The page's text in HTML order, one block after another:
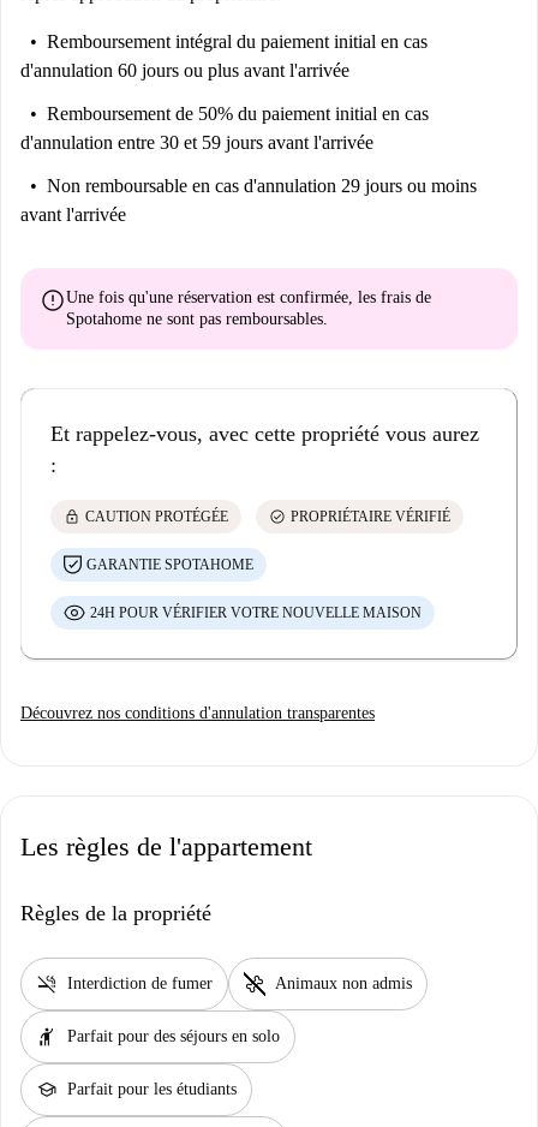
Wifi inclus: Oui
Remboursement intégral du paiement initial en cas
d'annulation 60 jours ou plus avant l'arrivée
Remboursement de 50% du paiement initial en cas
d'annulation entre 30 et 59 jours avant l'arrivée
Non remboursable en cas d'annulation 29 jours ou moins
avant l'arrivée
errorUne fois qu'une réservation est confirmée, les frais de
Spotahome ne sont pas remboursables.
Et rappelez-vous, avec cette propriété vous aurez
:
lock CAUTION PROTÉGÉE check_circle PROPRIÉTAIRE VÉRIFIÉ
GARANTIE SPOTAHOME
24H POUR VÉRIFIER VOTRE NOUVELLE MAISON
Découvrez nos conditions d'annulation transparentes
Les règles de l'appartement
Règles de la propriété
smoke_free Interdiction de fumer pet_supplies Animaux non admis
hail Parfait pour des séjours en solo
school Parfait pour les étudiants